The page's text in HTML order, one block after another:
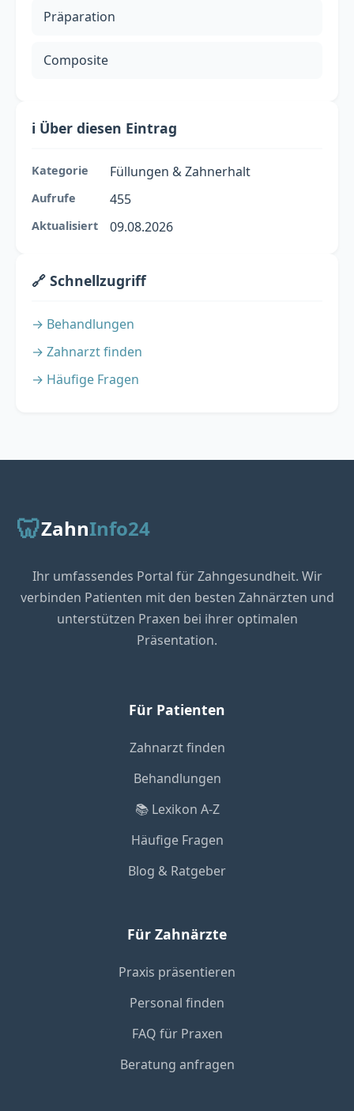
Präparation
Composite
ℹ️ Über diesen Eintrag
Kategorie Füllungen & Zahnerhalt
Aufrufe 455
Aktualisiert 09.08.2026
🔗 Schnellzugriff
→ Behandlungen
→ Zahnarzt finden
→ Häufige Fragen
🦷ZahnInfo24
Ihr umfassendes Portal für Zahngesundheit. Wir
verbinden Patienten mit den besten Zahnärzten und
unterstützen Praxen bei ihrer optimalen
Präsentation.
Für Patienten
Zahnarzt finden
Behandlungen
📚 Lexikon A-Z
Häufige Fragen
Blog & Ratgeber
Für Zahnärzte
Praxis präsentieren
Personal finden
FAQ für Praxen
Beratung anfragen